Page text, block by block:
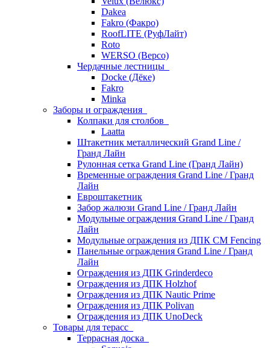
Dakea
Fakro (Факро)
RoofLITE (РуфЛайт)
Roto
WERSO (Версо)
Чердачные лестницы
Docke (Дёке)
Fakro
Minka
Заборы и ограждения
Колпаки для столбов
Laatta
Штакетник металлический Grand Line /
Гранд Лайн
Рулонная сетка Grand Line (Гранд Лайн)
Временные ограждения Grand Line / Гранд
Лайн
Евроштакетник
Забор жалюзи Grand Line / Гранд Лайн
Модульные ограждения Grand Line / Гранд
Лайн
Модульные ограждения из ДПК CM Fencing
Панельные ограждения Grand Line / Гранд
Лайн
Ограждения из ДПК Grinderdeco
Ограждения из ДПК Holzhof
Ограждения из ДПК Nautic Prime
Ограждения из ДПК Polivan
Ограждения из ДПК UnoDeck
Товары для терасс
Террасная доска